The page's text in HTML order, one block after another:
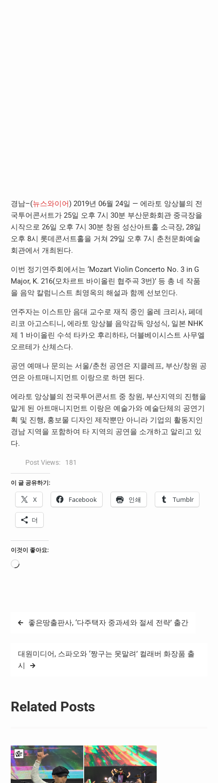
경남–(뉴스와이어) 2019년 06월 24일 — 에라토 앙상블의 전
국투어콘서트가 25일 오후 7시 30분 부산문화회관 중극장을
시작으로 26일 오후 7시 30분 창원 성산아트홀 소극장, 28일
오후 8시 롯데콘서트홀을 거쳐 29일 오후 7시 춘천문화예술
회관에서 개최된다.
이번 정기연주회에서는 ‘Mozart Violin Concerto No. 3 in G
Major, K. 216(모차르트 바이올린 협주곡 3번)’ 등 총 네 작품
을 음악 칼럼니스트 최영옥의 해설과 함께 선보인다.
연주자는 이스트만 음대 교수로 재직 중인 올레 크리사, 페데
리코 아고스티니, 에라토 앙상블 음악감독 양성식, 일본 NHK
제 1 바이올린 수석 타카오 후리하타, 더블베이시스트 사무엘
오르테가 산체스다.
공연 예매나 문의는 서울/춘천 공연은 지클레프, 부산/창원 공
연은 아트매니지먼트 이랑으로 하면 된다.
에라토 앙상블의 전국투어콘서트 중 창원, 부산지역의 진행을
맡게 된 아트매니지먼트 이랑은 예술가와 예술단체의 공연기
획 및 진행, 홍보물 디자인 제작뿐만 아니라 기업의 활동지인
경남 지역을 포함하여 타 지역의 공연을 소개하고 알리고 있
다.
Post Views: 181
이 글 공유하기:
X Facebook 인쇄 Tumblr
더
이것이 좋아요:
로
글
좋은땅출판사, ‘다주택자 중과세와 절세 전략’ 출간
대원미디어, 스파오와 ‘짱구는 못말려’ 컬래버 화장품 출
시
Related Posts